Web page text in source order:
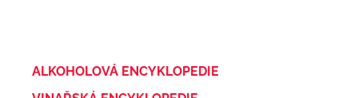
ALKOHOLOVÁ ENCYKLOPEDIE